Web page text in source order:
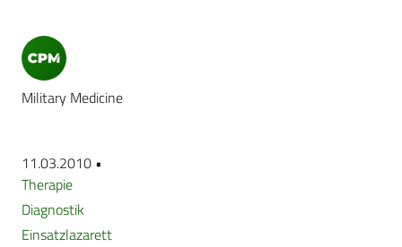
Military Medicine
11.03.2010 •
Therapie
Diagnostik
Einsatzlazarett